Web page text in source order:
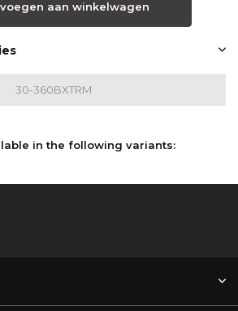
aan winkelwagen
30-360BXTRM
in the following variants: